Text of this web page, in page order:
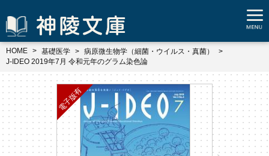
HOME 基礎医学
病原微生物学（細菌・ウイルス・真菌）
J-IDEO 2019年7月 令和元年のグラム染色論